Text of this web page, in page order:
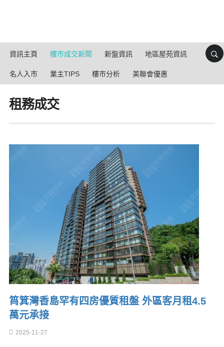
資訊主頁 樓市成交新聞 新盤資訊 地區屋苑資訊
名人入市 業主TIPS 樓市分析 美聯會優惠
租務成交
筲箕灣香島罕有四房優質租盤 外區客月租4.5
萬元承接
2025-11-27